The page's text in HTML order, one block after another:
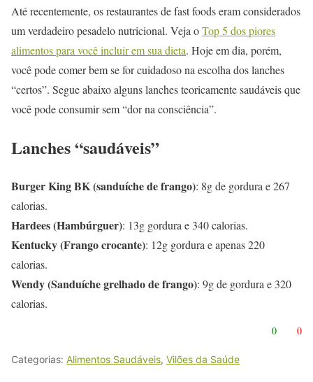
Até recentemente, os restaurantes de fast foods eram considerados
um verdadeiro pesadelo nutricional. Veja oTop 5 dos piores
alimentos para você incluir em sua dieta. Hoje em dia, porém,
você pode comer bem se for cuidadoso na escolha dos lanches
“certos”. Segue abaixo alguns lanches teoricamente saudáveis que
você pode consumir sem “dor na consciência”.
Lanches “saudáveis”
Burger King BK (sanduíche de frango): 8g de gordura e 267
calorias.
Hardees (Hambúrguer): 13g gordura e 340 calorias.
Kentucky (Frango crocante): 12g gordura e apenas 220
calorias.
Wendy (Sanduíche grelhado de frango): 9g de gordura e 320
calorias.
0 0
Categorias: Alimentos Saudáveis, Vilões da Saúde